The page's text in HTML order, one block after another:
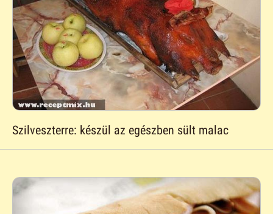
Szilveszterre: készül az egészben sült malac